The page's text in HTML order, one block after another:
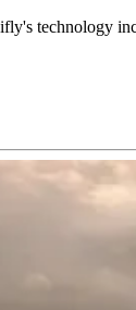
technology